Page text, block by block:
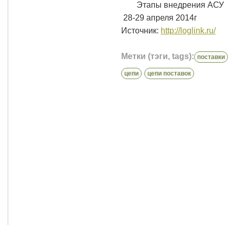
Этапы внедрения АСУ
28-29 апреля 2014г
Источник: http://loglink.ru/
Метки (тэги, tags): поставки
цепи цепи поставок